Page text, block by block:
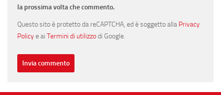
la prossima volta che commento.
Questo sito è protetto da reCAPTCHA, ed è soggetto alla Privacy
Policye ai Termini di utilizzodi Google.